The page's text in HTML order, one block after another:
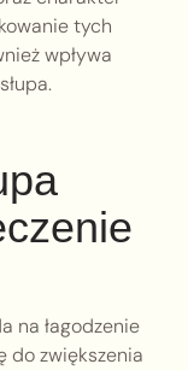
tych
wpływa
na łagodzenie
do zwiększenia